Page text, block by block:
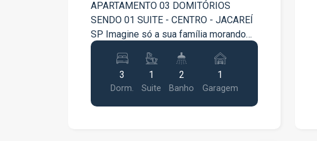
APARTAMENTO 03 DOMITÓRIOS
SENDO 01 SUITE - CENTRO - JACAREÍ
SP Imagine só a sua família morando
com conforto, elegância e muito estilo!
Venha morar numa residência Super
charmosa e moderna, no bairro Centro,
em Jacareí. Próximo ao parque da
cidade, bancos, Supermercado,
3
Dorm.
1
Suite
2
Banho
1
Garagem